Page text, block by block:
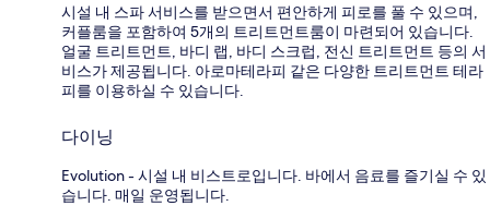
시설 내 스파 서비스를 받으면서 편안하게 피로를 풀 수 있으며,
커플룸을 포함하여 5개의 트리트먼트룸이 마련되어 있습니다.
얼굴 트리트먼트, 바디 랩, 바디 스크럽, 전신 트리트먼트 등의 서
비스가 제공됩니다. 아로마테라피 같은 다양한 트리트먼트 테라
피를 이용하실 수 있습니다.
다이닝
Evolution - 시설 내 비스트로입니다. 바에서 음료를 즐기실 수 있
습니다. 매일 운영됩니다.